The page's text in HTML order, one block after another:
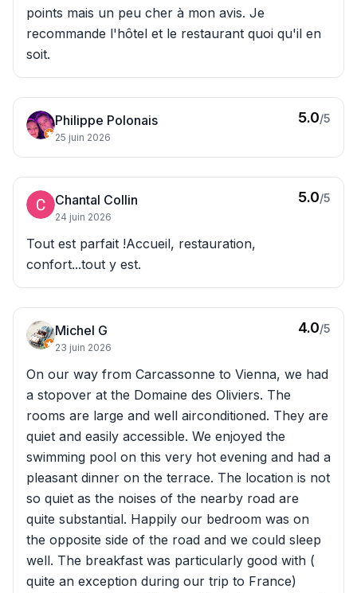
points mais un peu cher à mon avis. Je
recommande l'hôtel et le restaurant quoi qu'il en
soit.
Philippe Polonais
25 juin 2026
5.0/5
Chantal Collin
24 juin 2026
5.0/5
Tout est parfait !Accueil, restauration,
confort...tout y est.
Michel G
23 juin 2026
4.0/5
On our way from Carcassonne to Vienna, we had
a stopover at the Domaine des Oliviers. The
rooms are large and well airconditioned. They are
quiet and easily accessible. We enjoyed the
swimming pool on this very hot evening and had a
pleasant dinner on the terrace. The location is not
so quiet as the noises of the nearby road are
quite substantial. Happily our bedroom was on
the opposite side of the road and we could sleep
well. The breakfast was particularly good with (
quite an exception during our trip to France)